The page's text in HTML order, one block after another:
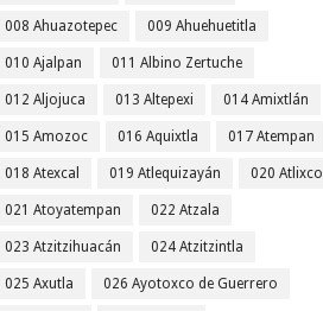
008 Ahuazotepec 009 Ahuehuetitla
010 Ajalpan 011 Albino Zertuche
012 Aljojuca 013 Altepexi 014 Amixtlán
015 Amozoc 016 Aquixtla 017 Atempan
018 Atexcal 019 Atlequizayán 020 Atlixco
021 Atoyatempan 022 Atzala
023 Atzitzihuacán 024 Atzitzintla
025 Axutla 026 Ayotoxco de Guerrero